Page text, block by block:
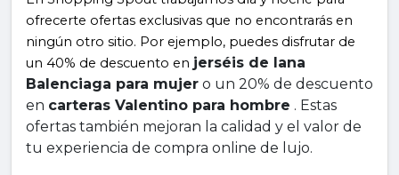
ofrecerte ofertas exclusivas que no encontrarás en
ningún otro sitio. Por ejemplo, puedes disfrutar de
un 40% de descuento en jerséis de lana
Balenciaga para mujer o un 20% de descuento
en carteras Valentino para hombre . Estas
ofertas también mejoran la calidad y el valor de
tu experiencia de compra online de lujo.